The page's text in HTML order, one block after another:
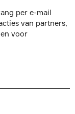
per e-mail
van partners,
voor